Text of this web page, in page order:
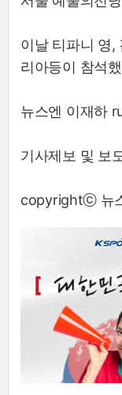
이날 티파니 영,
리아등이 참석
뉴스엔 이재하
기사제보 및 보
copyrightⓒ 뉴